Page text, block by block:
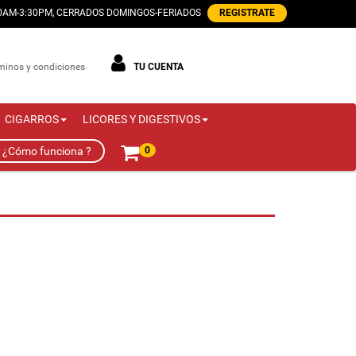
3:30PM, CERRADOS DOMINGOS-FERIADOS REGISTRATE
y condiciones TU CUENTA
CIGARROS LICORES Y DIGESTIVOS
¿Cómo funciona ? 0